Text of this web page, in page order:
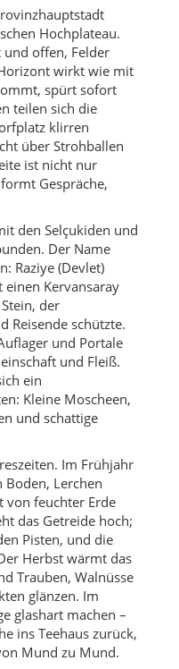
Hochplateau.
und offen, Felder
wirkt wie mit
spürt sofort
teilen sich die
klirren
über Strohballen
ist nicht nur
Gespräche,
den Selçukiden und
Der Name
Raziye (Devlet)
Kervansaray
der
Reisende schützte.
und Portale
und Fleiß.
ein
Kleine Moscheen,
und schattige
Im Frühjahr
Boden, Lerchen
von feuchter Erde
das Getreide hoch;
Pisten, und die
Herbst wärmt das
Trauben, Walnüsse
glänzen. Im
glashart machen –
ins Teehaus zurück,
Mund zu Mund.